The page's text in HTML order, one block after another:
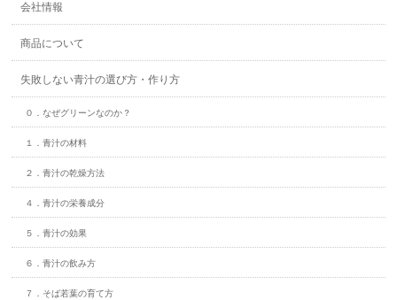
会社情報
商品について
失敗しない青汁の選び方・作り方
０．なぜグリーンなのか？
１．青汁の材料
２．青汁の乾燥方法
４．青汁の栄養成分
５．青汁の効果
６．青汁の飲み方
７．そば若葉の育て方